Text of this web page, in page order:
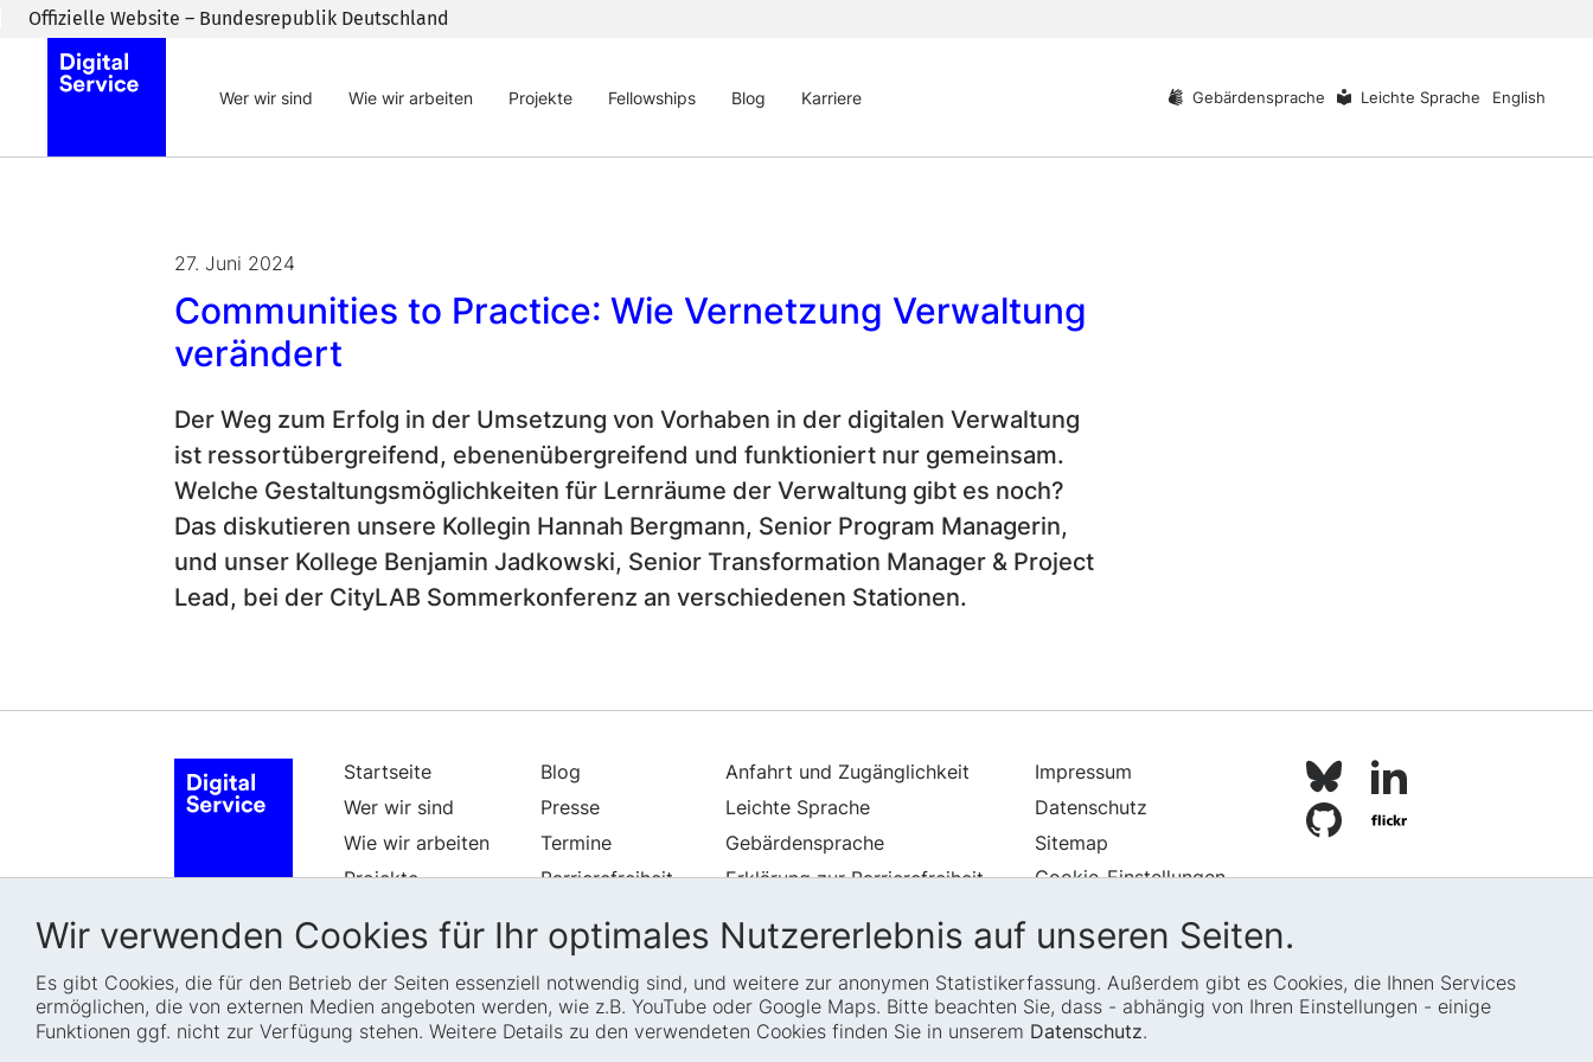
Wir verwenden Cookies für Ihr optimales Nutzererlebnis auf unseren Seiten.
Es gibt Cookies, die für den Betrieb der Seiten essenziell notwendig sind, und weitere zur anonymen Statistikerfassung. Außerdem gibt es Cookies, die Ihnen Services
ermöglichen, die von externen Medien angeboten werden, wie z.B. YouTube oder Google Maps. Bitte beachten Sie, dass - abhängig von Ihren Einstellungen - einige
Funktionen ggf. nicht zur Verfügung stehen. Weitere Details zu den verwendeten Cookies finden Sie in unserem Datenschutz.
Zum Inhaltsbereich wechseln
Offizielle Website – Bundesrepublik Deutschland
Wer wir sind Wie wir arbeiten Projekte Fellowships Blog Karriere Gebärdensprache Leichte Sprache English
27. Juni 2024
Communities to Practice: Wie Vernetzung Verwaltung
verändert
Der Weg zum Erfolg in der Umsetzung von Vorhaben in der digitalen Verwaltung
ist ressortübergreifend, ebenenübergreifend und funktioniert nur gemeinsam.
Welche Gestaltungsmöglichkeiten für Lernräume der Verwaltung gibt es noch?
Das diskutieren unsere Kollegin Hannah Bergmann, Senior Program Managerin,
und unser Kollege Benjamin Jadkowski, Senior Transformation Manager & Project
Lead, bei der CityLAB Sommerkonferenz an verschiedenen Stationen.
Startseite
Wer wir sind
Wie wir arbeiten
Projekte
Karriere
Blog
Presse
Termine
Barrierefreiheit
Glossar
Anfahrt und Zugänglichkeit
Leichte Sprache
Gebärdensprache
Erklärung zur Barrierefreiheit
Impressum
Datenschutz
Sitemap
Cookie-Einstellungen